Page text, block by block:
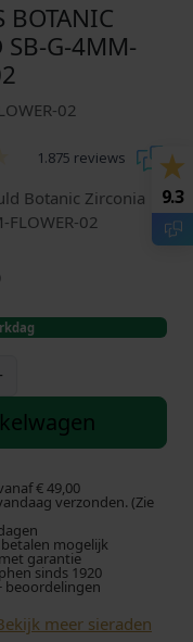
BOTANIC
SB-G-4MM-
02
1.875 reviews
Botanic Zirconia
02
€ 49,00
verzonden. (Zie
mogelijk
garantie
sinds 1920
beoordelingen
meer sieraden
9.3